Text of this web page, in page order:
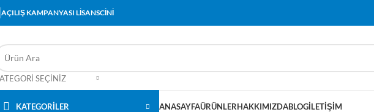
AÇILIŞ KAMPANYASI LİSANSCİNİ
SEÇINIZ
KATEGORİLER ANASAYFAÜRÜNLERHAKKIMIZDABLOGİLETIŞIM